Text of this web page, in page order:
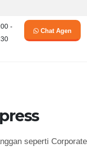
-
Chat Agen
seperti Corporate